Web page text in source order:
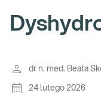
dr n. med. Beata
24 lutego 2026